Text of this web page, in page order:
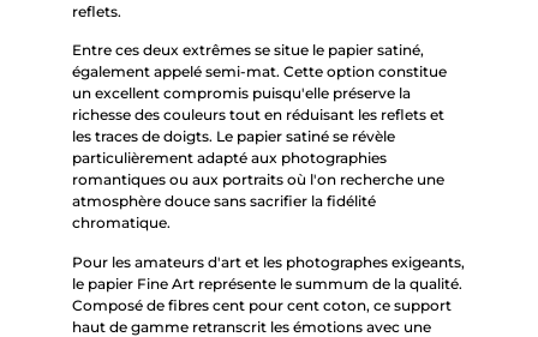
reflets.
Entre ces deux extrêmes se situe le papier satiné,
également appelé semi-mat. Cette option constitue
un excellent compromis puisqu'elle préserve la
richesse des couleurs tout en réduisant les reflets et
les traces de doigts. Le papier satiné se révèle
particulièrement adapté aux photographies
romantiques ou aux portraits où l'on recherche une
atmosphère douce sans sacrifier la fidélité
chromatique.
Pour les amateurs d'art et les photographes exigeants,
le papier Fine Art représente le summum de la qualité.
Composé de fibres cent pour cent coton, ce support
haut de gamme retranscrit les émotions avec une